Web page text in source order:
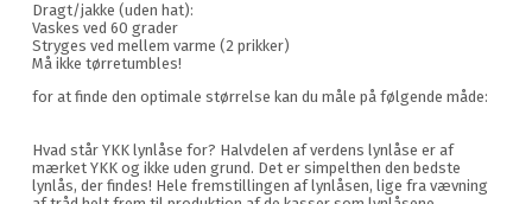
Dragt/jakke (uden hat):
Vaskes ved 60 grader
Stryges ved mellem varme (2 prikker)
Må ikke tørretumbles!
for at finde den optimale størrelse kan du måle på følgende måde:
Hvad står YKK lynlåse for? Halvdelen af verdens lynlåse er af
mærket YKK og ikke uden grund. Det er simpelthen den bedste
lynlås, der findes! Hele fremstillingen af lynlåsen, lige fra vævning